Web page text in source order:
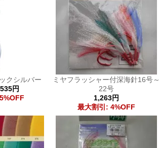
クシルバー
円
ミヤフラッシャー付深海針16号～
22号
1,263円
最大割引: 4%OFF